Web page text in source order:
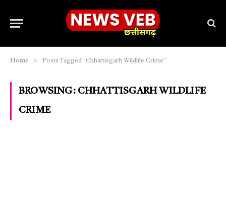
Home » Posts Tagged "Chhattisgarh Wildlife Crime"
BROWSING: CHHATTISGARH WILDLIFE
CRIME